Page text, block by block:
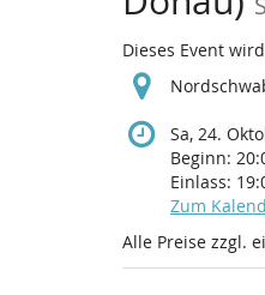
Dieses Event
Sa, 24.
Beginn:
Einlass:
Zum
Alle Preise zzgl.